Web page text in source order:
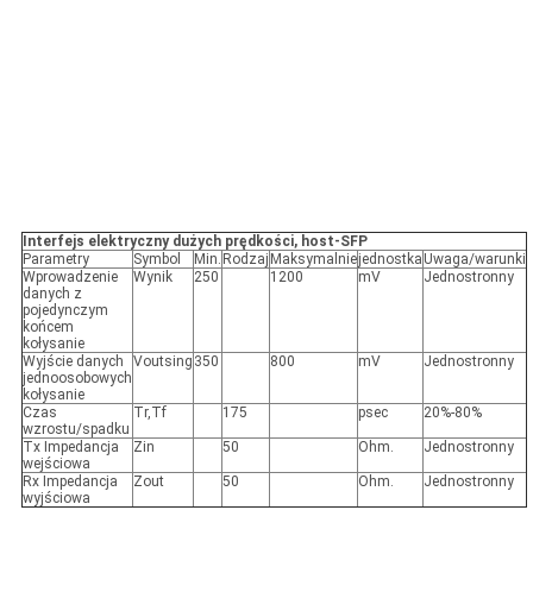
Interfejs elektryczny dużych prędkości, host-SFP
Parametry
Symbol Min. Rodzaj Maksymalniejednostka Uwaga/warunki
Wprowadzenie
danych z
pojedynczym
końcem
kołysanie
Wynik 250 1200 mV Jednostronny
Wyjście danych
jednoosobowych
kołysanie
Voutsing 350 800 mV Jednostronny
Czas
wzrostu/spadku
Tr,Tf 175 psec 20%-80%
Tx Impedancja
wejściowa
Zin 50 Ohm. Jednostronny
Rx Impedancja
wyjściowa
Zout 50 Ohm. Jednostronny